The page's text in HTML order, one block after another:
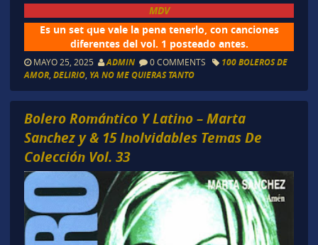
MDV
Es un set que vale la pena tenerlo, con canciones
diferentes del vol. 1 posteado antes.
MAYO 25, 2025 ADMIN 0 COMMENTS
100 BOLEROS DE
AMOR, DELIRIO, YA NO ME QUIERAS TANTO
Bolero Romántico Y Latino – Marta
Sanchez y & 15 Inolvidables Temas De
Colección Vol. 33